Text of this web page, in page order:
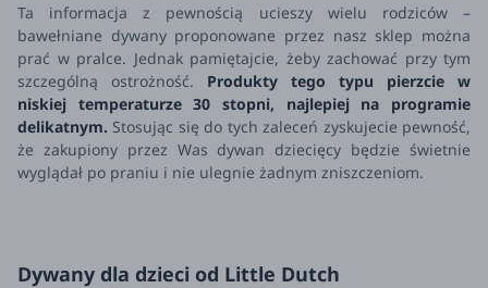
Ta informacja z pewnością ucieszy wielu rodziców –
bawełniane dywany proponowane przez nasz sklep można
prać w pralce. Jednak pamiętajcie, żeby zachować przy tym
szczególną ostrożność. Produkty tego typu pierzcie w
niskiej temperaturze 30 stopni, najlepiej na programie
delikatnym. Stosując się do tych zaleceń zyskujecie pewność,
że zakupiony przez Was dywan dziecięcy będzie świetnie
wyglądał po praniu i nie ulegnie żadnym zniszczeniom.
Dywany dla dzieci od Little Dutch